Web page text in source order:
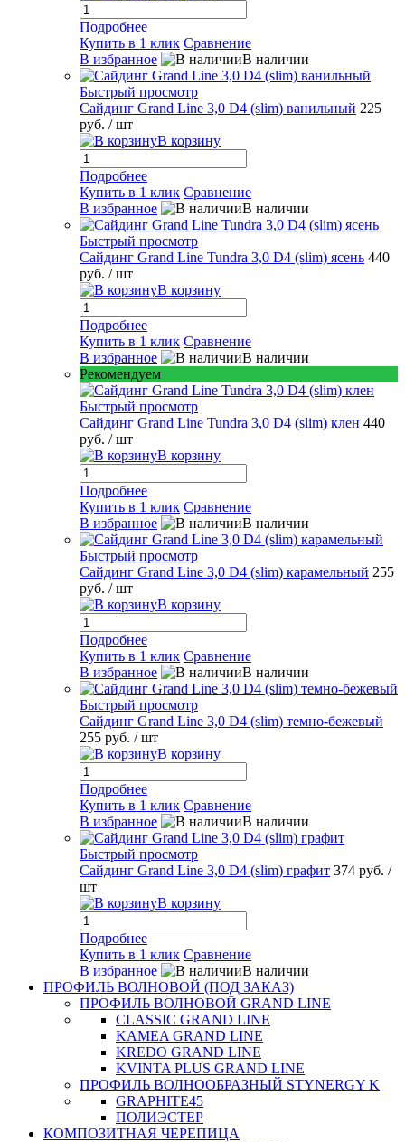
Подробнее
Купить в 1 клик Сравнение
В избранное
В наличии
Быстрый просмотр
Сайдинг Grand Line 3,0 D4 (slim) ванильный 225
руб. / шт
В корзину
Подробнее
Купить в 1 клик Сравнение
В избранное
В наличии
Быстрый просмотр
Сайдинг Grand Line Tundra 3,0 D4 (slim) ясень 440
руб. / шт
В корзину
Подробнее
Купить в 1 клик Сравнение
В избранное
В наличии
Рекомендуем
Быстрый просмотр
Сайдинг Grand Line Tundra 3,0 D4 (slim) клен 440
руб. / шт
В корзину
Подробнее
Купить в 1 клик Сравнение
В избранное
В наличии
Быстрый просмотр
Сайдинг Grand Line 3,0 D4 (slim) карамельный 255
руб. / шт
В корзину
Подробнее
Купить в 1 клик Сравнение
В избранное
В наличии
Быстрый просмотр
Сайдинг Grand Line 3,0 D4 (slim) темно-бежевый
255 руб. / шт
В корзину
Подробнее
Купить в 1 клик Сравнение
В избранное
В наличии
Быстрый просмотр
Сайдинг Grand Line 3,0 D4 (slim) графит 374 руб. /
шт
В корзину
Подробнее
Купить в 1 клик Сравнение
В избранное
В наличии
ПРОФИЛЬ ВОЛНОВОЙ (ПОД ЗАКАЗ)
ПРОФИЛЬ ВОЛНОВОЙ GRAND LINE
CLASSIC GRAND LINE
KAMEA GRAND LINE
KREDO GRAND LINE
KVINTA PLUS GRAND LINE
ПРОФИЛЬ ВОЛНООБРАЗНЫЙ STYNERGY K
GRAPHITE45
ПОЛИЭСТЕР
КОМПОЗИТНАЯ ЧЕРЕПИЦА